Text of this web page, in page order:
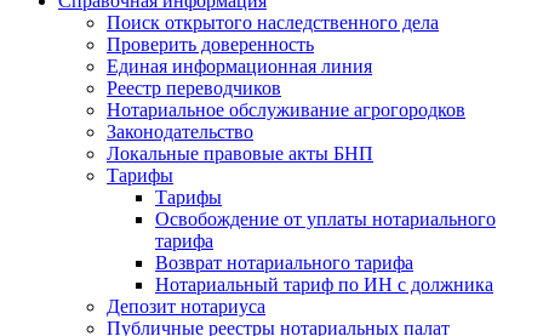
Поиск открытого наследственного дела
Проверить доверенность
Единая информационная линия
Реестр переводчиков
Нотариальное обслуживание агрогородков
Законодательство
Локальные правовые акты БНП
Тарифы
Тарифы
Освобождение от уплаты нотариального
тарифа
Возврат нотариального тарифа
Нотариальный тариф по ИН с должника
Депозит нотариуса
Публичные реестры нотариальных палат